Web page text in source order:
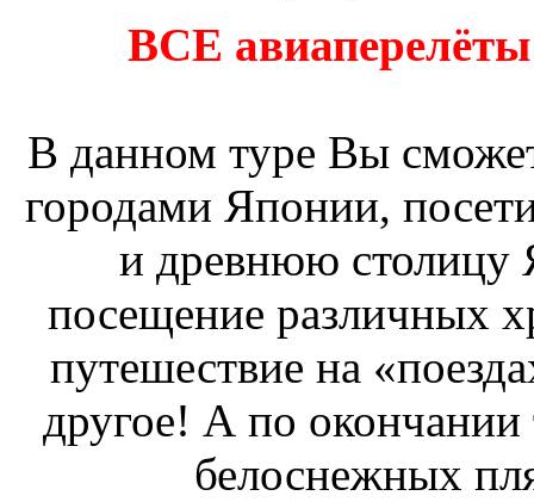
ВСЕ
В данном туре Вы
городами Японии,
и древнюю столицу
посещение различных
путешествие на
другое! А по окончании
белоснежных